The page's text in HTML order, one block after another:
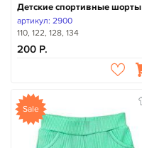
Детские спортивные шорты
артикул: 2900
110, 122, 128, 134
200
Sale